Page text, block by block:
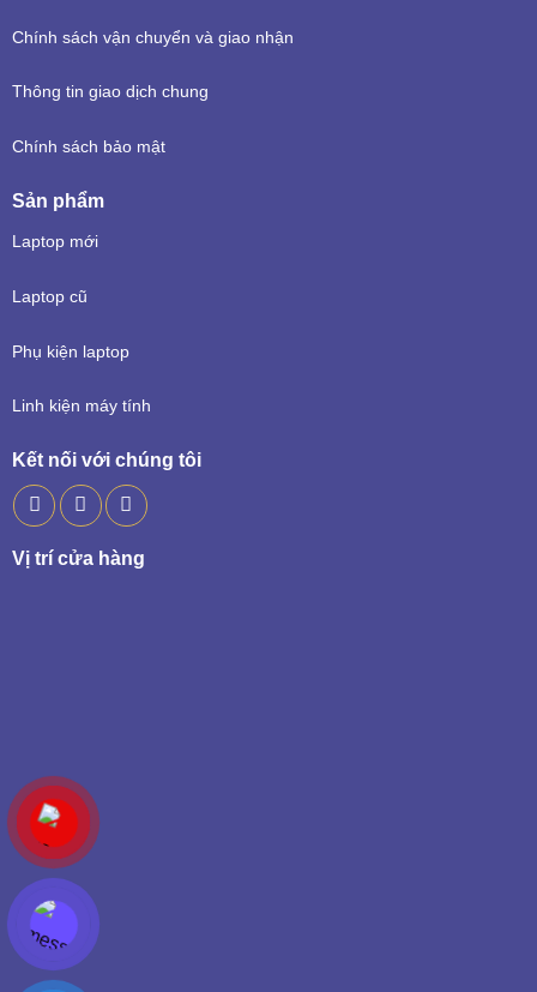
Chính sách vận chuyển và giao nhận
Thông tin giao dịch chung
Chính sách bảo mật
Sản phẩm
Laptop mới
Laptop cũ
Phụ kiện laptop
Linh kiện máy tính
Kết nối với chúng tôi
Vị trí cửa hàng